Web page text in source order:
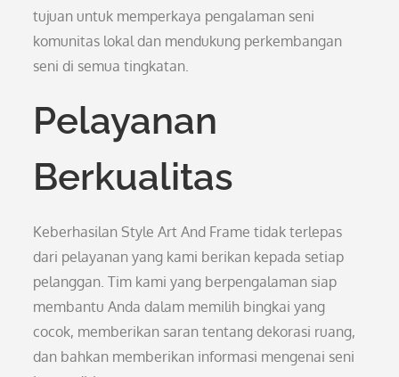
tujuan untuk memperkaya pengalaman seni
komunitas lokal dan mendukung perkembangan
seni di semua tingkatan.
Pelayanan
Berkualitas
Keberhasilan Style Art And Frame tidak terlepas
dari pelayanan yang kami berikan kepada setiap
pelanggan. Tim kami yang berpengalaman siap
membantu Anda dalam memilih bingkai yang
cocok, memberikan saran tentang dekorasi ruang,
dan bahkan memberikan informasi mengenai seni